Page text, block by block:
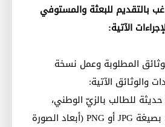
بالتقديم للبعثة والمستوفي
الآتية:
المطلوبة وعمل نسخة
والوثائق الآتية:
للطالب بالزيّ الوطني،
بصيغة JPGأو PNG(أبعاد الصورة